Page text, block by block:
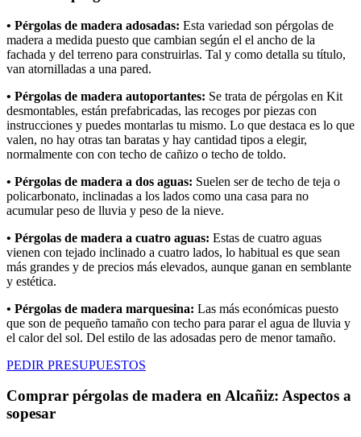
• Pérgolas de madera adosadas: Esta variedad son pérgolas de
madera a medida puesto que cambian según el el ancho de la
fachada y del terreno para construirlas. Tal y como detalla su título,
van atornilladas a una pared.
• Pérgolas de madera autoportantes: Se trata de pérgolas en Kit
desmontables, están prefabricadas, las recoges por piezas con
instrucciones y puedes montarlas tu mismo. Lo que destaca es lo que
valen, no hay otras tan baratas y hay cantidad tipos a elegir,
normalmente con con techo de cañizo o techo de toldo.
• Pérgolas de madera a dos aguas: Suelen ser de techo de teja o
policarbonato, inclinadas a los lados como una casa para no
acumular peso de lluvia y peso de la nieve.
• Pérgolas de madera a cuatro aguas: Estas de cuatro aguas
vienen con tejado inclinado a cuatro lados, lo habitual es que sean
más grandes y de precios más elevados, aunque ganan en semblante
y estética.
• Pérgolas de madera marquesina: Las más económicas puesto
que son de pequeño tamaño con techo para parar el agua de lluvia y
el calor del sol. Del estilo de las adosadas pero de menor tamaño.
PEDIR PRESUPUESTOS
Comprar pérgolas de madera en Alcañiz: Aspectos a
sopesar